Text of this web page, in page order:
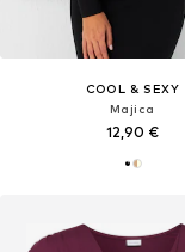
COOL & SEXY
Majica
12,90 €